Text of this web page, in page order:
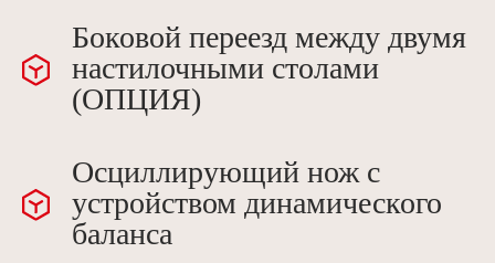
Боковой переезд между двумя
настилочными столами
(ОПЦИЯ)
Осциллирующий нож с
устройством динамического
баланса